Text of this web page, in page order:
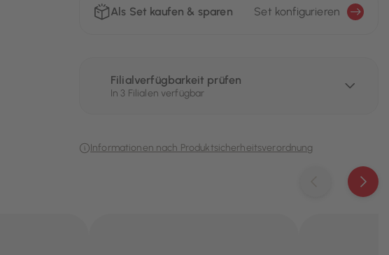
Als Set kaufen & sparen Set konfigurieren
Filialverfügbarkeit prüfen
In 3 Filialen verfügbar
Informationen nach Produktsicherheitsverordnung